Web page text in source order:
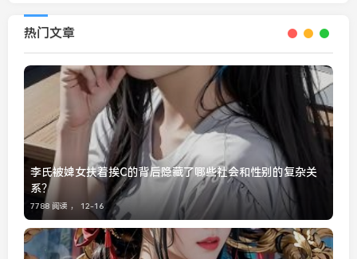
热门文章
李氏被婢女扶着挨C的背后隐藏了哪些社会和性别的复杂关
系？
7788 阅读 ， 12-16